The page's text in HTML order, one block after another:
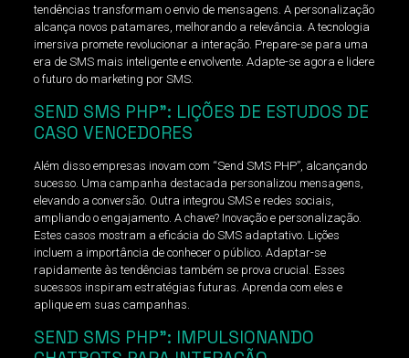
tendências transformam o envio de mensagens. A personalização
alcança novos patamares, melhorando a relevância. A tecnologia
imersiva promete revolucionar a interação. Prepare-se para uma
era de SMS mais inteligente e envolvente. Adapte-se agora e lidere
o futuro do marketing por SMS.
SEND SMS PHP”: LIÇÕES DE ESTUDOS DE
CASO VENCEDORES
Além disso empresas inovam com “Send SMS PHP”, alcançando
sucesso. Uma campanha destacada personalizou mensagens,
elevando a conversão. Outra integrou SMS e redes sociais,
ampliando o engajamento. A chave? Inovação e personalização.
Estes casos mostram a eficácia do SMS adaptativo. Lições
incluem a importância de conhecer o público. Adaptar-se
rapidamente às tendências também se prova crucial. Esses
sucessos inspiram estratégias futuras. Aprenda com eles e
aplique em suas campanhas.
SEND SMS PHP”: IMPULSIONANDO